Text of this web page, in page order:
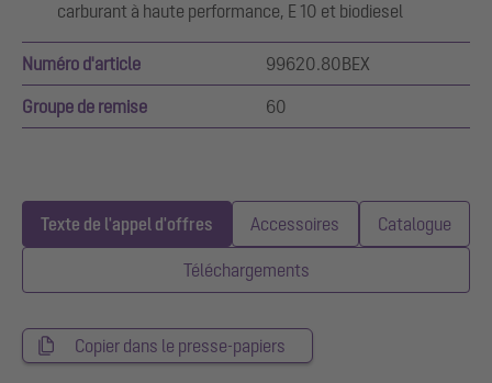
carburant à haute performance, E 10 et biodiesel
Numéro d'article 99620.80BEX
Groupe de remise 60
Texte de l'appel d'offres Accessoires Catalogue
Téléchargements
Copier dans le presse-papiers